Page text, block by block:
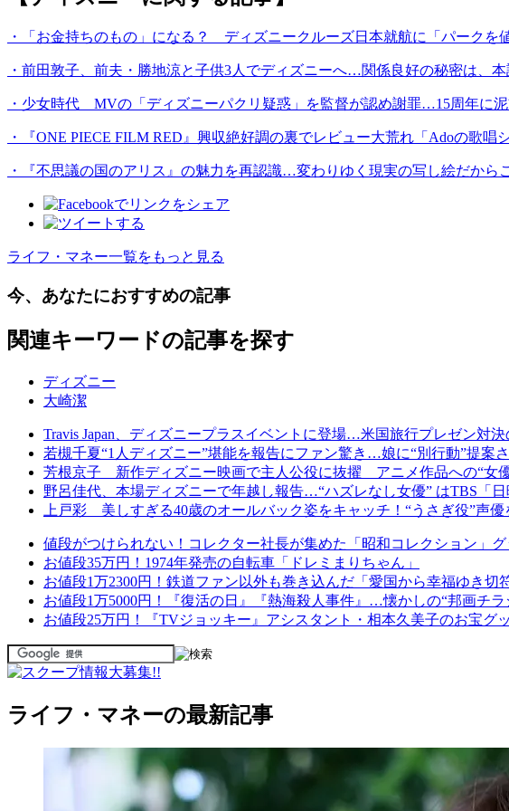
・「お金持ちのもの」になる？ ディズニークルーズ日本就航に「パークを
・前田敦子、前夫・勝地涼と子供3人でディズニーへ…関係良好の秘密は、
・少女時代 MVの「ディズニーパクリ疑惑」を監督が認め謝罪…15周年に泥
・『ONE PIECE FILM RED』興収絶好調の裏でレビュー大荒れ「Adoの歌唱
・『不思議の国のアリス』の魅力を再認識…変わりゆく現実の写し絵だから
ライフ・マネー一覧をもっと見る
今、あなたにおすすめの記事
関連キーワードの記事を探す
ディズニー
大崎潔
Travis Japan、ディズニープラスイベントに登場…米国旅行プレゼン対
若槻千夏“1人ディズニー”堪能を報告にファン驚き…娘に“別行動”提案
芳根京子 新作ディズニー映画で主人公役に抜擢 アニメ作品への“女
野呂佳代、本場ディズニーで年越し報告…“ハズレなし女優” はTBS「
上戸彩 美しすぎる40歳のオールバック姿をキャッチ！“うさぎ役”声
値段がつけられない！コレクター社長が集めた「昭和コレクション」
お値段35万円！1974年発売の自転車「ドレミまりちゃん」
お値段1万2300円！鉄道ファン以外も巻き込んだ「愛国から幸福ゆき切符
お値段1万5000円！『復活の日』『熱海殺人事件』…懐かしの“邦画チラ
お値段25万円！『TVジョッキー』アシスタント・相本久美子のお宝グ
ライフ・マネーの最新記事